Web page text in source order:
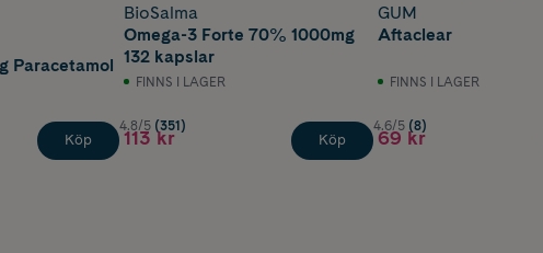
Paracetamol
Köp
BioSalma
Omega-3 Forte 70% 1000mg
132 kapslar
FINNS I LAGER
4.8/5 (351)
113 kr Köp
GUM
Aftaclear
FINNS I LAGER
4.6/5 (8)
69 kr